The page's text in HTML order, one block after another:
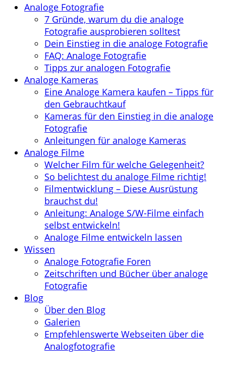
Analoge Fotografie
7 Gründe, warum du die analoge
Fotografie ausprobieren solltest
Dein Einstieg in die analoge Fotografie
FAQ: Analoge Fotografie
Tipps zur analogen Fotografie
Analoge Kameras
Eine Analoge Kamera kaufen – Tipps für
den Gebrauchtkauf
Kameras für den Einstieg in die analoge
Fotografie
Anleitungen für analoge Kameras
Analoge Filme
Welcher Film für welche Gelegenheit?
So belichtest du analoge Filme richtig!
Filmentwicklung – Diese Ausrüstung
brauchst du!
Anleitung: Analoge S/W-Filme einfach
selbst entwickeln!
Analoge Filme entwickeln lassen
Wissen
Analoge Fotografie Foren
Zeitschriften und Bücher über analoge
Fotografie
Blog
Über den Blog
Galerien
Empfehlenswerte Webseiten über die
Analogfotografie